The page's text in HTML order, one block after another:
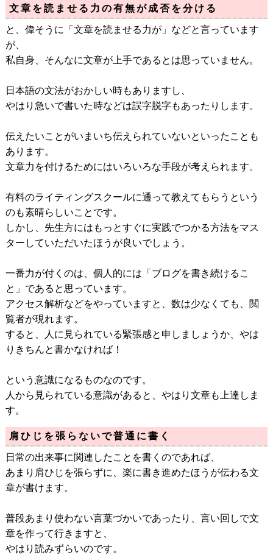
文章を読ませる力の有無が成否を分ける
と、偉そうに「文章を読ませる力が」などと言っています
が、
私自身、そんなに文章が上手であるとは思っていません。
日本語の文法がおかしい時もありますし、
やはり急いで書いた時などは誤字脱字もあったりします。
伝えたいことがいまいち伝えられていないといったことも
あります。
文章力を付けるためにはいろいろな手段が考えられます。
有料のライティングスクールに通って教えてもらうという
のも素晴らしいことです。
しかし、先生方にはもっとすぐに実践でつかる方法をマス
ターしていただいたほうが良いでしょう。
一番力が付くのは、個人的には「ブログを書き続けるこ
と」であると思っています。
アクセス解析などをやっていますと、数は少なくても、閲
覧者が現れます。
すると、人に見られている緊張感と申しましょうか、やは
りきちんと書かなければ！
という意識になるものなのです。
人から見られている意識があると、やはり文章も上達しま
す。
肩ひじを張らないで普通に書く
日常の出来事に関連したことを書くのであれば、
あまり肩ひじを張らずに、楽に書き進めたほうが伝わる文
章が書けます。
普段あまり使わない言葉づかいであったり、言い回しで文
章を作って行きますと、
やはり読みずらいのです。